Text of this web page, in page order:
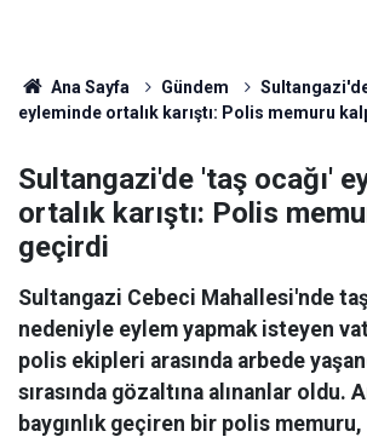
Ana Sayfa Gündem
eyleminde ortalık karıştı: Polis memuru
Sultangazi'de 'taş ocağı'
ortalık karıştı: Polis
geçirdi
Sultangazi Cebeci Mahallesi'nde
nedeniyle eylem yapmak isteyen
polis ekipleri arasında arbede
sırasında gözaltına alınanlar oldu.
baygınlık geçiren bir polis